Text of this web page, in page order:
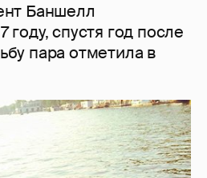
Баншелл
году, спустя год после
пара отметила в